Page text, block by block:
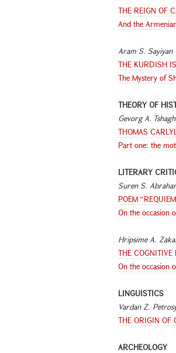
THE REIGN OF
And the
Aram S. Sayiyan
THE KURDISH
The Mystery of
THEORY OF
Gevorg A.
THOMAS
Part one: the
LITERARY
Suren S.
POEM
On the occasion
Hripsime A.
THE COGNITIVE
On the occasion
LINGUISTICS
Vardan Z.
THE ORIGIN OF
ARCHEOLOGY